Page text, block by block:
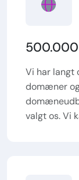
Vi har langt
domæner
valgt os. Vi